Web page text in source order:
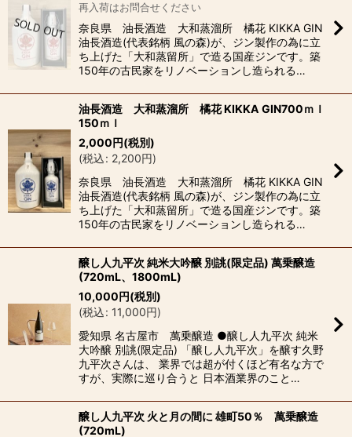
再入荷はお問合せください
奈良県 油長酒造 大和蒸溜所 橘花 KIKKA GIN
油長酒造(代表銘柄 風の森)が、ジン製作の為に立
ち上げた「大和蒸留所」で造る国産ジンです。築
150年の古民家をリノベーションし造られる…
油長酒造 大和蒸溜所 橘花 KIKKA GIN700ｍｌ
150ｍｌ
2,000円(税別)
(税込: 2,200円)
奈良県 油長酒造 大和蒸溜所 橘花 KIKKA GIN
油長酒造(代表銘柄 風の森)が、ジン製作の為に立
ち上げた「大和蒸留所」で造る国産ジンです。築
150年の古民家をリノベーションし造られる…
醸し人九平次 純米大吟醸 別誂(限定品) 萬乗醸造
(720mL、1800mL)
10,000円(税別)
(税込: 11,000円)
愛知県 名古屋市 萬乗醸造 ●醸し人九平次 純米
大吟醸 別誂(限定品) 「醸し人九平次」を醸す久野
九平次さんは、 業界では超が付くほど有名な方で
すが、実際に巡り合うと 日本酒業界のこと…
醸し人九平次 火と月の間に 雄町50％ 萬乗醸造
(720mL)